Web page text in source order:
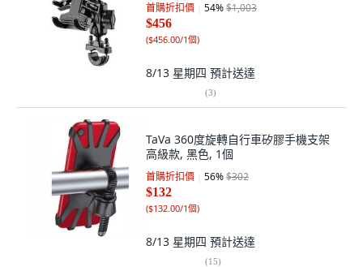
首購折扣價 54%$1,003
$456
($456.00/1個)
8/13 星期四 預計送達
(3)
TaVa 360度旋轉自行車矽膠手機支架
高級款, 黑色, 1個
首購折扣價 56%$302
$132
($132.00/1個)
8/13 星期四 預計送達
(15)